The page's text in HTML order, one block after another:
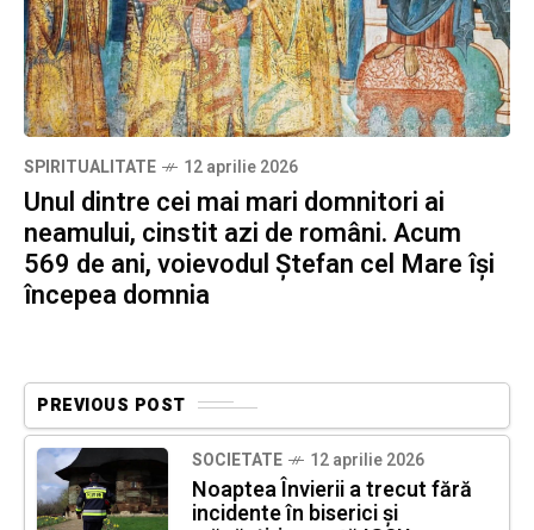
SPIRITUALITATE 12 aprilie 2026
Unul dintre cei mai mari domnitori ai
neamului, cinstit azi de români. Acum
569 de ani, voievodul Ștefan cel Mare își
începea domnia
PREVIOUS POST
SOCIETATE 12 aprilie 2026
Noaptea Învierii a trecut fără
incidente în biserici și